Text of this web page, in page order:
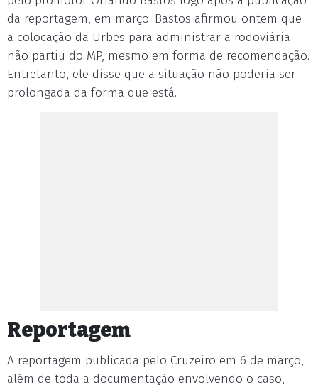
da reportagem, em março. Bastos afirmou ontem que
a colocação da Urbes para administrar a rodoviária
não partiu do MP, mesmo em forma de recomendação.
Entretanto, ele disse que a situação não poderia ser
prolongada da forma que está.
Reportagem
A reportagem publicada pelo Cruzeiro em 6 de março,
além de toda a documentação envolvendo o caso,